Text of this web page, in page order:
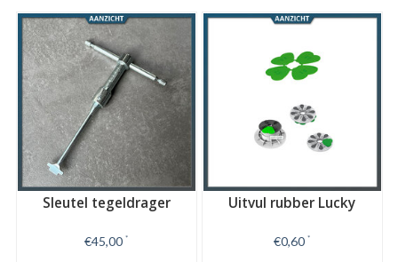
Sleutel tegeldrager
€45,00 *
Uitvul rubber Lucky
€0,60 *